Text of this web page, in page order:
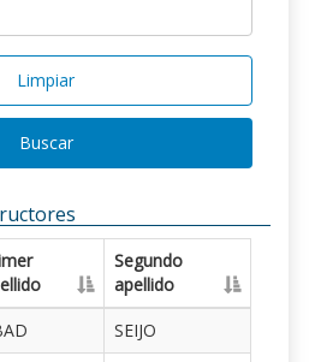
Limpiar
Buscar
Segundo
apellido
SEIJO